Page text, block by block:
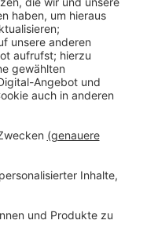
der Berliner
freie Kapazitäten.
schlechter sieht es
Grevenbroich und
ausgelastet. In der
schweren Fälle
zu
schnell zunehmen.
die Gefahr durch das